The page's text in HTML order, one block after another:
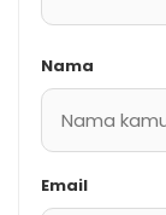
Nama
Email